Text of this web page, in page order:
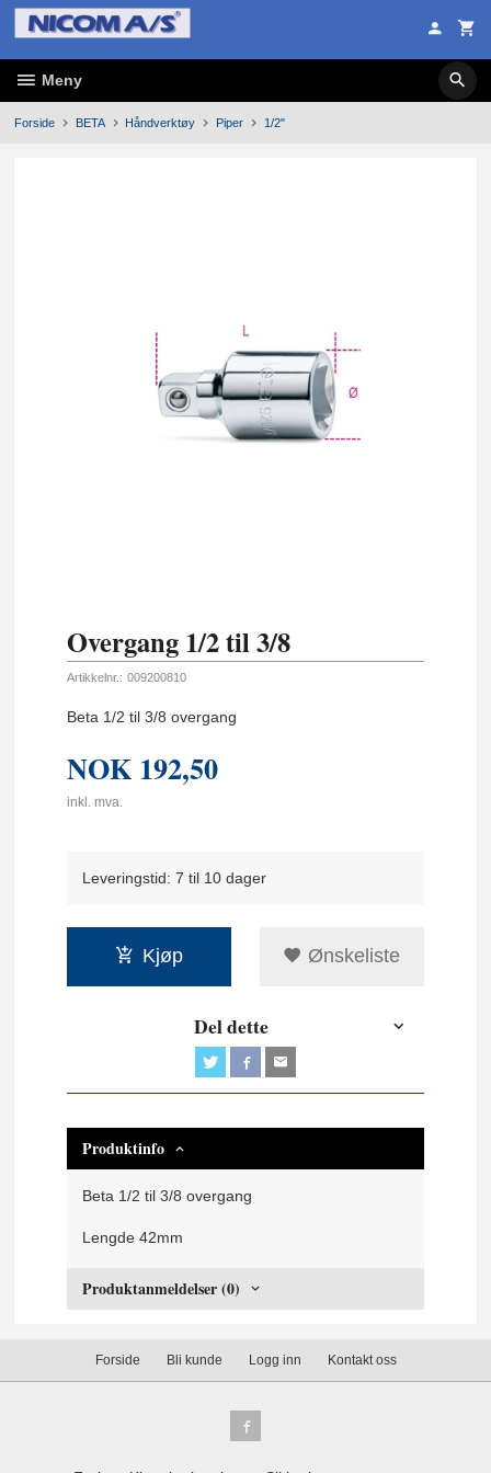
Gå
innholdet
Meny
Forside BETA Håndverktøy Piper 1/2"
Overgang 1/2 til 3/8
Artikkelnr.: 009200810
Beta 1/2 til 3/8 overgang
NOK 192,50
inkl. mva.
Leveringstid: 7 til 10 dager
Kjøp Ønskeliste
Del dette
Produktinfo
Beta 1/2 til 3/8 overgang
Lengde 42mm
Produktanmeldelser (0)
Forside Bli kunde Logg inn Kontakt oss